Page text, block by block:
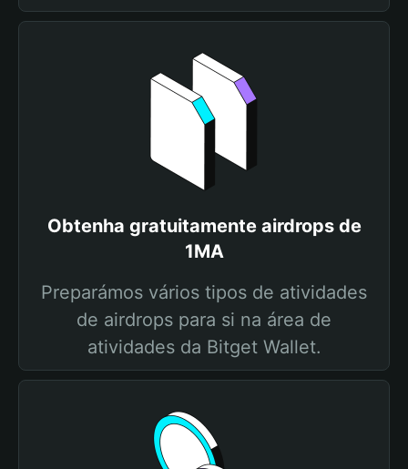
Obtenha gratuitamente airdrops de
1MA
Preparámos vários tipos de atividades
de airdrops para si na área de
atividades da Bitget Wallet.